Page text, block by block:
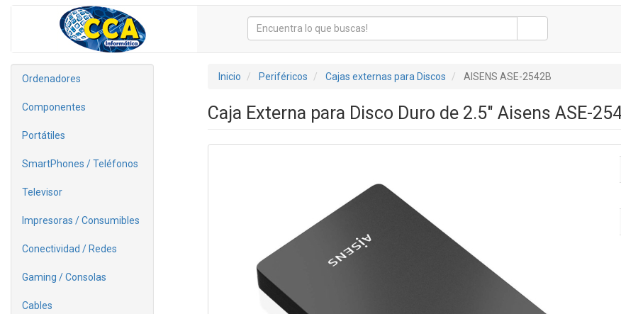
Ordenadores
Componentes
Portátiles
SmartPhones / Teléfonos
Televisor
Impresoras / Consumibles
Conectividad / Redes
Gaming / Consolas
Cables
Inicio Periféricos Cajas externas para Discos AISENS ASE-2542B
Caja Externa para Disco Duro de 2.5" Aisens ASE-